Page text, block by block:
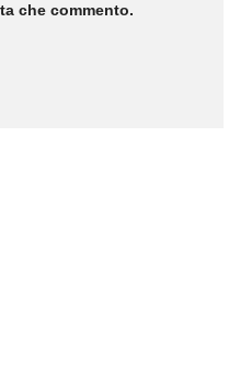
che commento.